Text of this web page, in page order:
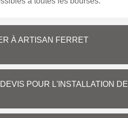
À ARTISAN FERRET
POUR L'INSTALLATION DE